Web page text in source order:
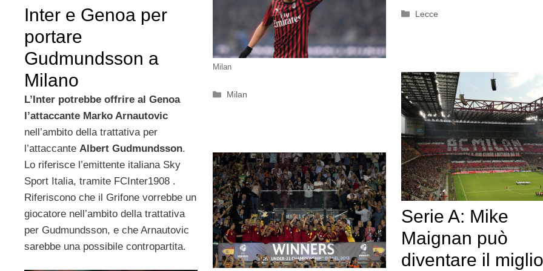
Categorie
Lecce
Milan
Categorie
Milan
Inter e Genoa per
portare
Gudmundsson a
Milano
L’Inter potrebbe offrire al Genoa
l’attaccante Marko Arnautovic
nell’ambito della trattativa per
l’attaccante Albert Gudmundsson.
Lo riferisce l’emittente italiana Sky
Sport Italia, tramite FCInter1908 .
Riferiscono che il Grifone vorrebbe un
giocatore nell’ambito della trattativa
per Gudmundsson, e che Arnautovic
sarebbe una possibile contropartita.
Serie A: Mike
Maignan può
diventare il